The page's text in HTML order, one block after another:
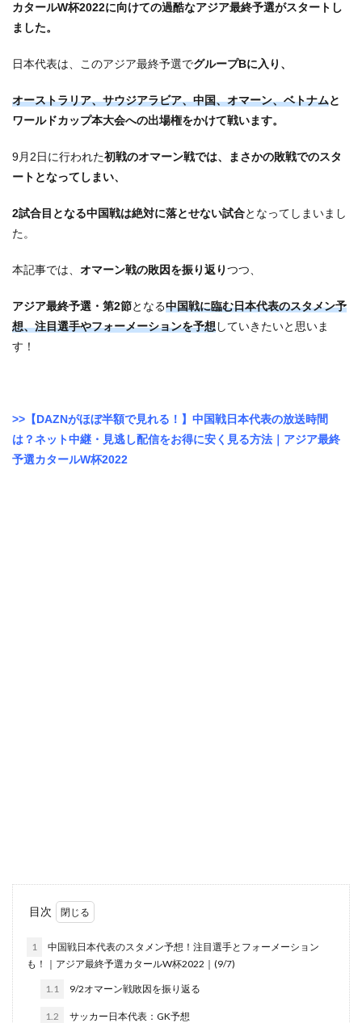
カタールW杯2022に向けての過酷なアジア最終予選がスタートし
ました。
日本代表は、このアジア最終予選でグループBに入り、
オーストラリア、サウジアラビア、中国、オマーン、ベトナムと
ワールドカップ本大会への出場権をかけて戦います。
9月2日に行われた初戦のオマーン戦では、まさかの敗戦でのスタ
ートとなってしまい、
2試合目となる中国戦は絶対に落とせない試合となってしまいまし
た。
本記事では、 オマーン戦の敗因を振り返りつつ、
アジア最終予選・第2節となる中国戦に臨む日本代表のスタメン予
想、注目選手やフォーメーションを予想していきたいと思いま
す！
>>【DAZNがほぼ半額で見れる！】中国戦日本代表の放送時間
は？ネット中継・見逃し配信をお得に安く見る方法｜アジア最終
予選カタールW杯2022
目次
1
中国戦日本代表のスタメン予想！注目選手とフォーメーション
も！｜アジア最終予選カタールW杯2022｜(9/7)
1.1 9/2オマーン戦敗因を振り返る
1.2 サッカー日本代表：GK予想